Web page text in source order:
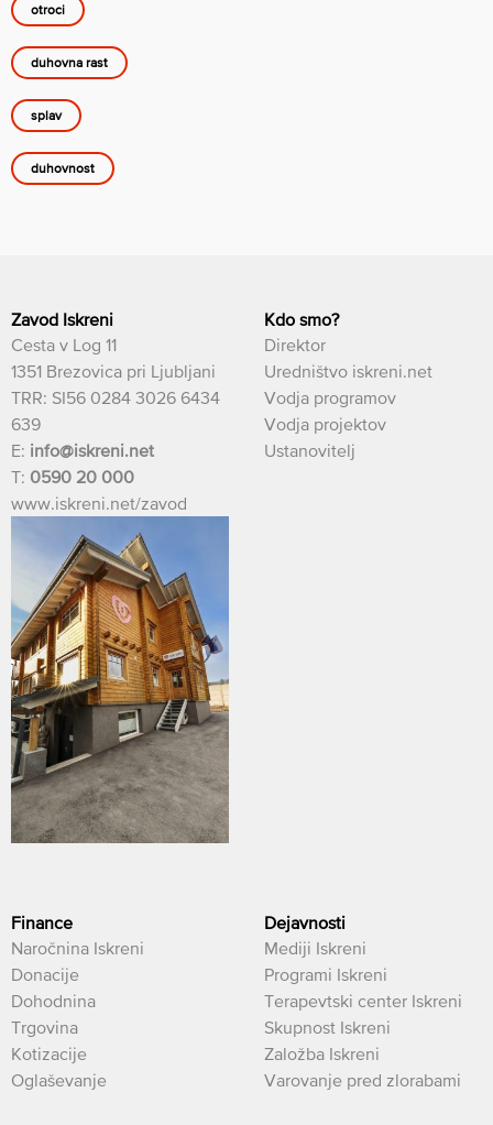
otroci
duhovna rast
splav
duhovnost
Zavod Iskreni
Cesta v Log 11
1351 Brezovica pri Ljubljani
TRR: SI56 0284 3026 6434
639
E: info@iskreni.net
T: 0590 20 000
www.iskreni.net/zavod
Kdo smo?
Direktor
Uredništvo iskreni.net
Vodja programov
Vodja projektov
Ustanovitelj
Finance
Naročnina Iskreni
Donacije
Dohodnina
Trgovina
Kotizacije
Oglaševanje
Dejavnosti
Mediji Iskreni
Programi Iskreni
Terapevtski center Iskreni
Skupnost Iskreni
Založba Iskreni
Varovanje pred zlorabami